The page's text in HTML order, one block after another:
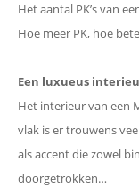
Het aantal PK’s van
Hoe meer PK, hoe
Een luxueus
Het interieur van een
vlak is er trouwens
als accent die zowel
doorgetrokken…